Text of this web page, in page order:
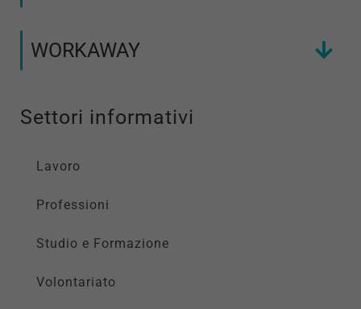
WORKAWAY
Settori informativi
Lavoro
Professioni
Studio e Formazione
Volontariato